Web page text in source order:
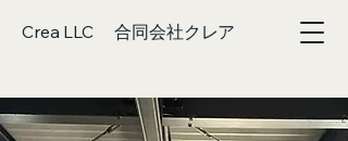
Crea LLC 合同会社クレア